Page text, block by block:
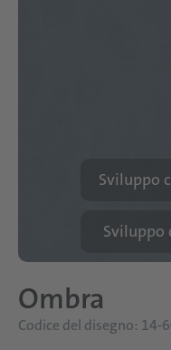
Sviluppo
Ombra
Codice del disegno: 14-